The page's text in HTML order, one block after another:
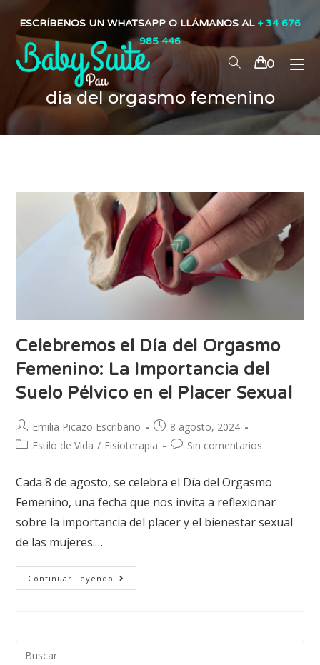
ESCRÍBENOS UN WHATSAPP O LLÁMANOS AL + 34 676
985 446
0
dia del orgasmo femenino
Celebremos el Día del Orgasmo
Femenino: La Importancia del
Suelo Pélvico en el Placer Sexual
Emilia Picazo Escribano
8 agosto, 2024
Estilo de Vida / Fisioterapia Sin comentarios
Cada 8 de agosto, se celebra el Día del Orgasmo
Femenino, una fecha que nos invita a reflexionar
sobre la importancia del placer y el bienestar sexual
de las mujeres.…
Continuar Leyendo